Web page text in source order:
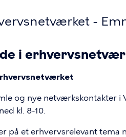
-
i
og nye netværkskontakter i
kl. 8-10.
på et erhvervsrelevant